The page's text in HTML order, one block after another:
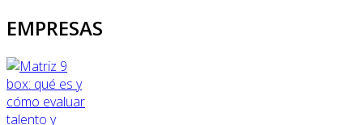
EMPRESAS